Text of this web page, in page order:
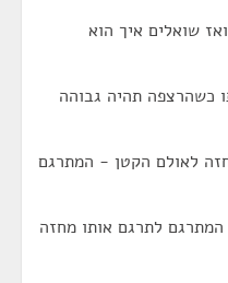
שואלים איך הוא
כשהרצפה תהיה גבוהה
לאולם הקטן - המתרגם
המתרגם לתרגם אותו מחזה